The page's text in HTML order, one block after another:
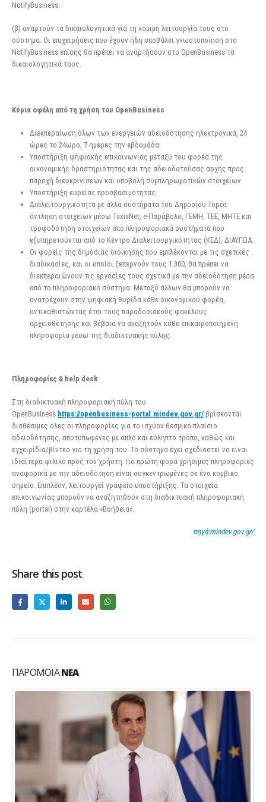
NotifyBusiness.
(β) αναρτούν τα δικαιολογητικά για τη νόμιμη λειτουργία τους στο
σύστημα. Οι επιχειρήσεις που έχουν ήδη υποβάλει γνωστοποίηση στο
NotifyBusiness επίσης θα πρέπει να αναρτήσουν στο OpenBusiness τα
δικαιολογητικά τους.
Κύρια οφέλη από τη χρήση του OpenBusiness
Διεκπεραίωση όλων των ενεργειών αδειοδότησης ηλεκτρονικά, 24
ώρες το 24ωρο, 7 ημέρες την εβδομάδα.
Υποστήριξη ψηφιακής επικοινωνίας μεταξύ του φορέα της
οικονομικής δραστηριότητας και της αδειοδοτούσας αρχής προς
παροχή διευκρινίσεων και υποβολή συμπληρωματικών στοιχείων.
Υποστήριξη ευρείας προσβασιμότητας.
Διαλειτουργικότητα με άλλα συστήματα του Δημοσίου Τομέα:
άντληση στοιχείων μέσω TaxisNet, e-Παράβολο, ΓΕΜΗ, ΤΕΕ, ΜΗΤΕ και
τροφοδότηση στοιχείων από πληροφοριακά συστήματα που
εξυπηρετούνται από το Κέντρο Διαλειτουργικότητας (ΚΕΔ), ΔΙΑΥΓΕΙΑ.
Οι φορείς της δημόσιας διοίκησης που εμπλέκονται με τις σχετικές
διαδικασίες, και οι οποίοι ξεπερνούν τους 1.300, θα πρέπει να
διεκπεραιώνουν τις εργασίες τους σχετικά με την αδειοδότηση μέσα
από το πληροφοριακό σύστημα. Μεταξύ άλλων θα μπορούν να
ανατρέχουν στην ψηφιακή θυρίδα κάθε οικονομικού φορέα,
αντικαθιστώντας έτσι τους παραδοσιακούς φακέλους
αρχειοθέτησης και βέβαια να αναζητούν κάθε επικαιροποιημένη
πληροφορία μέσω της διαδικτυακής πύλης.
Πληροφορίες & help desk
Στη διαδικτυακή πληροφοριακή πύλη του
OpenBusiness https://openbusiness-portal.mindev.gov.gr/ βρίσκονται
διαθέσιμες όλες οι πληροφορίες για το ισχύον θεσμικό πλαίσιο
αδειοδότησης, αποτυπωμένες με απλό και εύληπτο τρόπο, καθώς και
εγχειρίδια/βίντεο για τη χρήση του. Το σύστημα έχει σχεδιαστεί να είναι
ιδιαίτερα φιλικό προς τον χρήστη. Για πρώτη φορά χρήσιμες πληροφορίες
αναφορικά με την αδειοδότηση είναι συγκεντρωμένες σε ένα κομβικό
σημείο. Επιπλέον, λειτουργεί γραφείο υποστήριξης. Τα στοιχεία
επικοινωνίας μπορούν να αναζητηθούν στη διαδικτυακή πληροφοριακή
πύλη (portal) στην καρτέλα «Βοήθεια».
πηγή:mindev.gov.gr/
Share this post
ΠΑΡΌΜΟΙΑΝΈΑ